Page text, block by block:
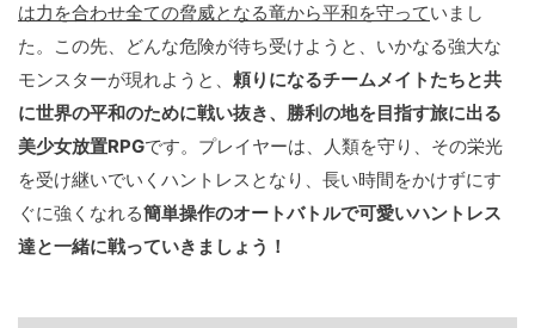
は力を合わせ全ての脅威となる竜から平和を守っていまし
た。この先、どんな危険が待ち受けようと、いかなる強大な
モンスターが現れようと、 頼りになるチームメイトたちと共
に世界の平和のために戦い抜き、勝利の地を目指す旅に出る
美少女放置RPGです。プレイヤーは、人類を守り、その栄光
を受け継いでいくハントレスとなり、長い時間をかけずにす
ぐに強くなれる簡単操作のオートバトルで可愛いハントレス
達と一緒に戦っていきましょう！